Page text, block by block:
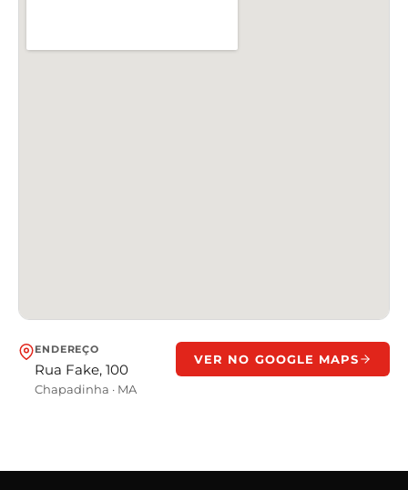
ENDEREÇO
Rua Fake, 100
Chapadinha · MA
VER NO GOOGLE MAPS